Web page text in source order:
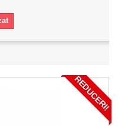
REDUCERI!